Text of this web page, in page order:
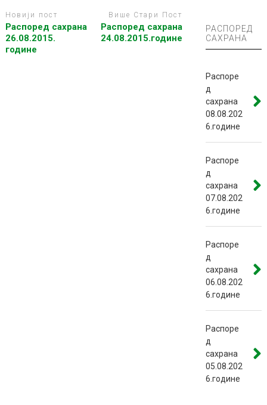
Новији пост
Распоред сахрана
26.08.2015.
године
Више Стари Пост
Распоред сахрана
24.08.2015.године
РАСПОРЕД
САХРАНА
Распоре
д
сахрана
08.08.202
6.године
Распоре
д
сахрана
07.08.202
6.године
Распоре
д
сахрана
06.08.202
6.године
Распоре
д
сахрана
05.08.202
6.године